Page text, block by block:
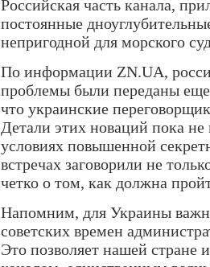
Российская часть канала,
постоянные
непригодной для морского
По информации ZN.UA,
проблемы были переданы
что украинские
Детали этих новаций пока не
условиях повышенной
встречах заговорили не
четко о том, как должна
Напомним, для Украины
советских времен
Это позволяет нашей стране